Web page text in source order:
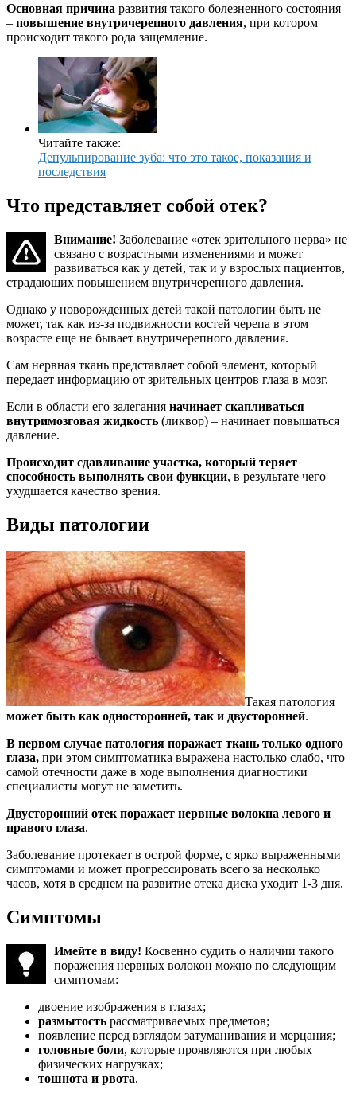
Основная причина развития такого болезненного состояния
– повышение внутричерепного давления, при котором
происходит такого рода защемление.
Читайте также:
Депульпирование зуба: что это такое, показания и
последствия
Что представляет собой отек?
Внимание! Заболевание «отек зрительного нерва» не
связано с возрастными изменениями и может
развиваться как у детей, так и у взрослых пациентов,
страдающих повышением внутричерепного давления.
Однако у новорожденных детей такой патологии быть не
может, так как из-за подвижности костей черепа в этом
возрасте еще не бывает внутричерепного давления.
Сам нервная ткань представляет собой элемент, который
передает информацию от зрительных центров глаза в мозг.
Если в области его залегания начинает скапливаться
внутримозговая жидкость (ликвор) – начинает повышаться
давление.
Происходит сдавливание участка, который теряет
способность выполнять свои функции, в результате чего
ухудшается качество зрения.
Виды патологии
Такая патология
может быть как односторонней, так и двусторонней.
В первом случае патология поражает ткань только одного
глаза, при этом симптоматика выражена настолько слабо, что
самой отечности даже в ходе выполнения диагностики
специалисты могут не заметить.
Двусторонний отек поражает нервные волокна левого и
правого глаза.
Заболевание протекает в острой форме, с ярко выраженными
симптомами и может прогрессировать всего за несколько
часов, хотя в среднем на развитие отека диска уходит 1-3 дня.
Симптомы
Имейте в виду! Косвенно судить о наличии такого
поражения нервных волокон можно по следующим
симптомам:
двоение изображения в глазах;
размытость рассматриваемых предметов;
появление перед взглядом затуманивания и мерцания;
головные боли, которые проявляются при любых
физических нагрузках;
тошнота и рвота.